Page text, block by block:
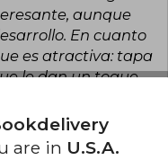
aunque
En cuanto
es atractiva: tapa
le dan un toque
are in U.S.A.